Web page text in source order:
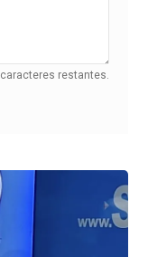
caracteres restantes.